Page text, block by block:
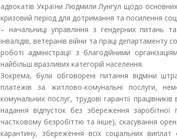
адвокатів України Людмили Лунгул щодо
кризовий період для дотримання та посилення
– начальниці управління з гендерних питань
інвалідів, ветеранів війни та праці
роботі адміністрації з благодійними
найбільш вразливих категорій населення.
Зокрема, були обговорені питання відміни
платежів за житлово-комунальні послуги,
комунальних послуг, трудові гарантії
надання відпусток без збереження
частковому безробіттю та інше), скасування
карантину, збереження всіх соціальних